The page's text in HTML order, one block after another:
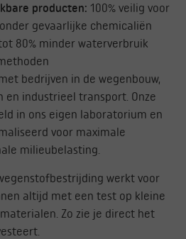
producten: 100% veilig voor
gevaarlijke chemicaliën
80% minder waterverbruik
bedrijven in de wegenbouw,
industrieel transport. Onze
in ons eigen laboratorium en
voor maximale
milieubelasting.
werkt voor
altijd met een test op kleine
Zo zie je direct het